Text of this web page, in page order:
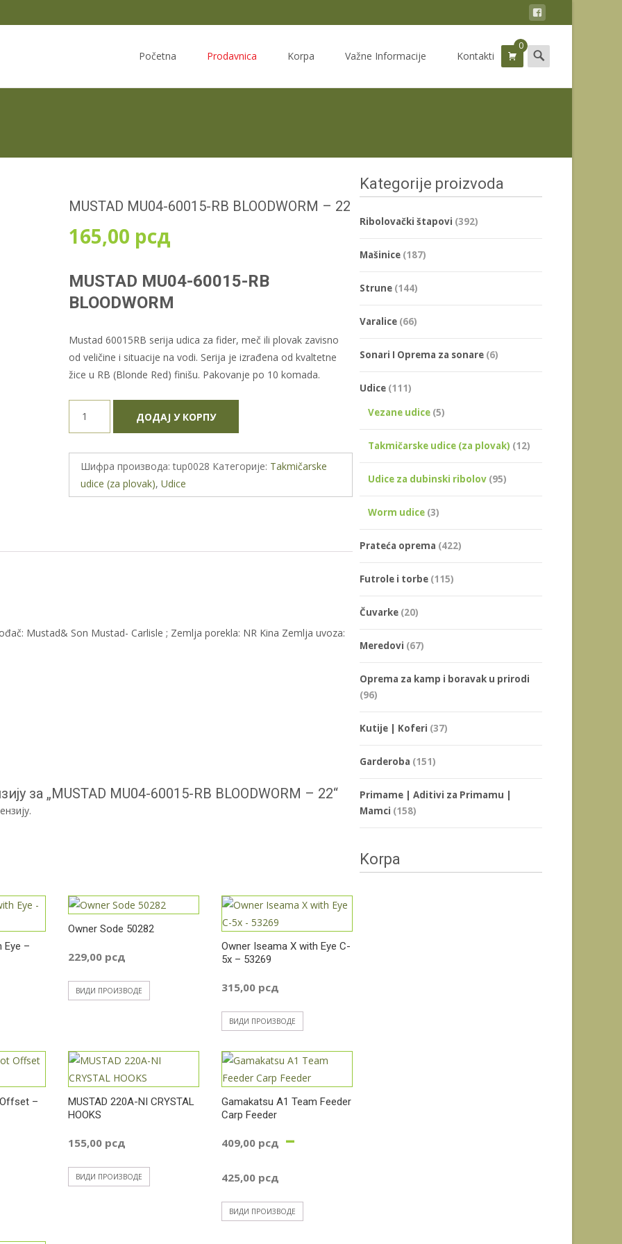
Početna Prodavnica Korpa Važne Informacije Kontakti
0 Search
for:
MUSTAD MU04-60015-RB BLOODWORM – 22
165,00 рсд
MUSTAD MU04-60015-RB
BLOODWORM
Mustad 60015RB serija udica za fider, meč ili plovak zavisno
od veličine i situacije na vodi. Serija je izrađena od kvaltetne
žice u RB (Blonde Red) finišu. Pakovanje po 10 komada.
RB
BLOODWORM
-
ДОДАЈ У КОРПУ
Шифра производа:tup0028 Категорије: Takmičarske
udice (za plovak),Udice
Mustad& Son Mustad- Carlisle ; Zemlja porekla: NR Kina Zemlja uvoza:
за „MUSTAD MU04-60015-RB BLOODWORM – 22“
Eye –
Owner Sode 50282
229,00 рсд
ВИДИ ПРОИЗВОДЕ
Owner Iseama X with Eye C-
5x – 53269
315,00 рсд
ВИДИ ПРОИЗВОДЕ
–
MUSTAD 220A-NI CRYSTAL
HOOKS
155,00 рсд
ВИДИ ПРОИЗВОДЕ
Gamakatsu A1 Team Feeder
Carp Feeder
409,00 рсд –
425,00 рсд
цена:
ВИДИ ПРОИЗВОДЕ
Kategorije proizvoda
Ribolovački štapovi (392)
Mašinice (187)
Strune (144)
Varalice (66)
Sonari I Oprema za sonare (6)
Udice (111)
Vezane udice (5)
Takmičarske udice (za plovak) (12)
Udice za dubinski ribolov (95)
Worm udice (3)
Prateća oprema (422)
Futrole i torbe (115)
Čuvarke (20)
Meredovi (67)
Oprema za kamp i boravak u prirodi
(96)
Kutije | Koferi (37)
Garderoba (151)
Primame | Aditivi za Primamu |
Mamci (158)
Korpa